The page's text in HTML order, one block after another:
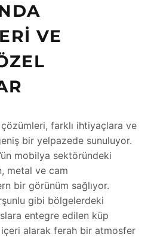
VE
farklı ihtiyaçlara ve
bir yelpazede sunuluyor.
mobilya sektöründeki
metal ve cam
bir görünüm sağlıyor.
gibi bölgelerdeki
entegre edilen küp
içeri alarak ferah bir atmosfer